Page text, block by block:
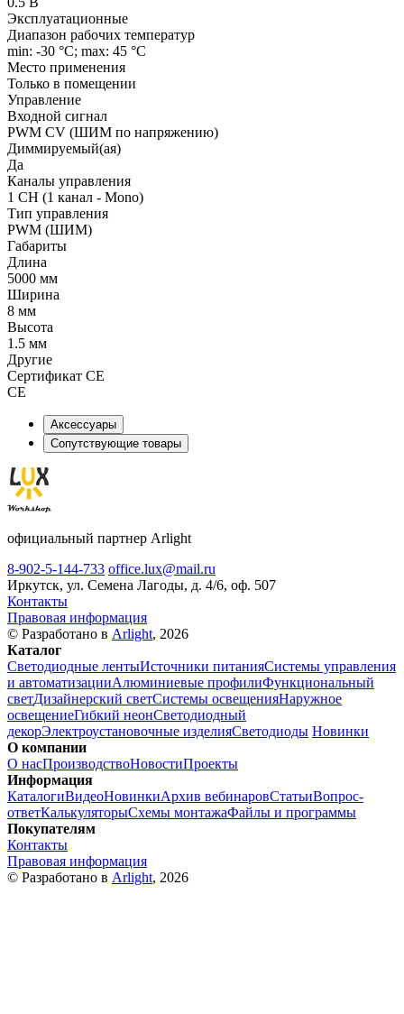
Эксплуатационные
Диапазон рабочих температур
min: -30 °C; max: 45 °C
Место применения
Только в помещении
Управление
Входной сигнал
PWM СV (ШИМ по напряжению)
Диммируемый(ая)
Да
Каналы управления
1 CH (1 канал - Mono)
Тип управления
PWM (ШИМ)
Габариты
Длина
5000 мм
Ширина
8 мм
Высота
1.5 мм
Другие
Сертификат CE
CE
Аксессуары
Сопутствующие товары
официальный партнер Arlight
8-902-5-144-733 office.lux@mail.ru
Иркутск, ул. Семена Лагоды, д. 4/6, оф. 507
Контакты
Правовая информация
© Разработано в Arlight, 2026
Каталог
Светодиодные лентыИсточники питанияСистемы управления
и автоматизацииАлюминиевые профилиФункциональный
светДизайнерский светСистемы освещенияНаружное
освещениеГибкий неонСветодиодный
декорЭлектроустановочные изделияСветодиоды Новинки
О компании
О насПроизводствоНовостиПроекты
Информация
КаталогиВидеоНовинкиАрхив вебинаровСтатьиВопрос-
ответКалькуляторыСхемы монтажаФайлы и программы
Покупателям
Контакты
Правовая информация
© Разработано в Arlight, 2026